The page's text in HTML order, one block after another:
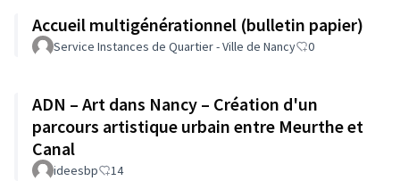
Accueil multigénérationnel (bulletin papier)
Service Instances de Quartier - Ville de Nancy 0
ADN – Art dans Nancy – Création d'un
parcours artistique urbain entre Meurthe et
Canal
ideesbp 14